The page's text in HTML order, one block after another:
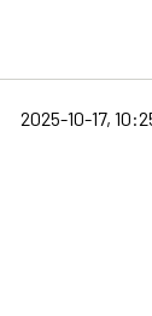
2025-10-17,